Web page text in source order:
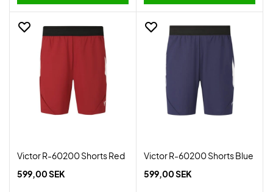
Victor R-60200 Shorts Red
599,00 SEK
Victor R-60200 Shorts Blue
599,00 SEK